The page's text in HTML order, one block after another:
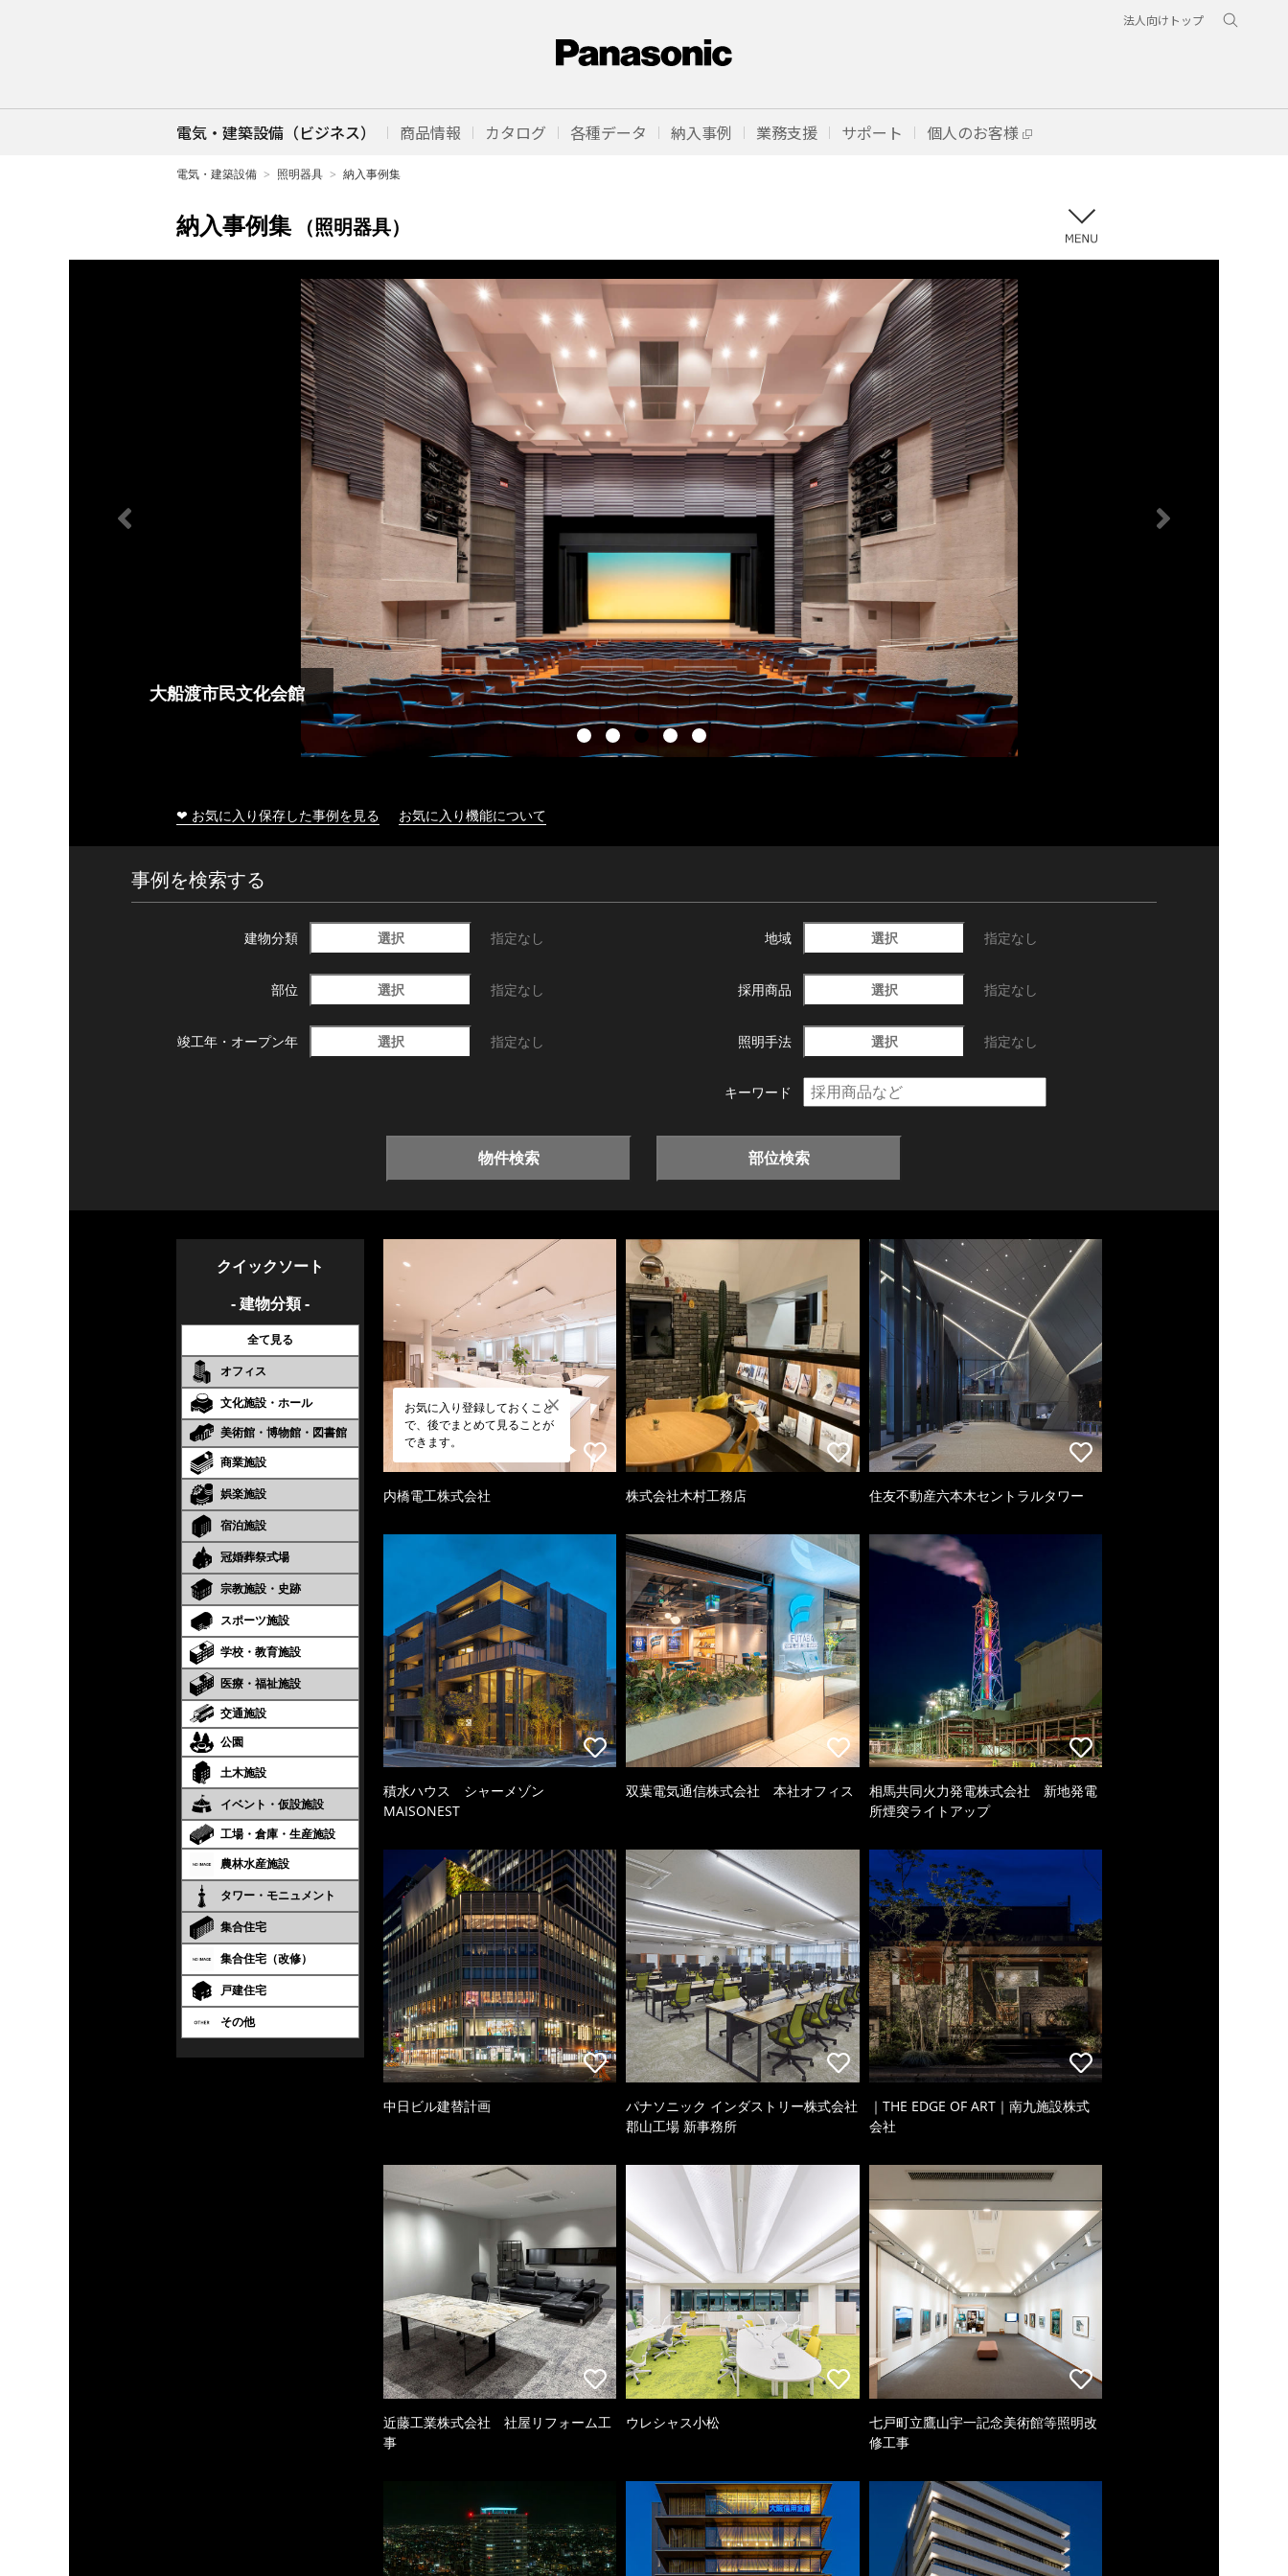
法人向けトップ
電気・建築設備（ビジネス） 商品情報 カタログ 各種データ 納入事例 業務支援 サポート 個人のお客様
電気・建築設備 照明器具 納入事例集
納入事例集 （照明器具）
大船渡市民文化会館
❤ お気に入り保存した事例を見る お気に入り機能について
事例を検索する
建物分類 選択 指定なし 地域 選択 指定なし
部位 選択 指定なし 採用商品 選択 指定なし
竣工年・ オープン年 選択 指定なし 照明手法 選択 指定なし
キーワード
物件検索 部位検索
クイックソート
- 建物分類 -
全て見る
オフィス
文化施設・ホール
美術館・博物館・図書館
商業施設
娯楽施設
宿泊施設
冠婚葬祭式場
宗教施設・史跡
スポーツ施設
学校・教育施設
医療・福祉施設
交通施設
公園
土木施設
イベント・仮設施設
工場・倉庫・生産施設
農林水産施設
タワー・モニュメント
集合住宅
集合住宅（改修）
戸建住宅
その他
お気に入り登録しておくこと
で、後でまとめて見ることが
できます。
内橋電工株式会社 株式会社木村工務店 住友不動産六本木セントラルタワー
積水ハウス シャーメゾン
MAISONEST
双葉電気通信株式会社 本社オフィス
相馬共同火力発電株式会社 新地発電
所煙突ライトアップ
中日ビル建替計画
パナソニック インダストリー株式会社
郡山工場 新事務所
｜THE EDGE OF ART｜南九施設株式
会社
近藤工業株式会社 社屋リフォーム工
事
ウレシャス小松
七戸町立鷹山宇一記念美術館等照明改
修工事